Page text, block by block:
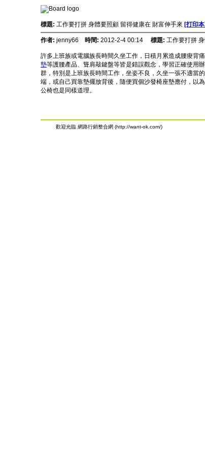
標題: 工作要打拼 身體要照顧 留得健康在 財富伸手來 [打印
作者: jenny66 時間: 2012-2-4 00:14 標題: 工作要打拼
許多上班族或電腦族長時間久坐工作，日積月累造成腰痠背
墊等護腰產品、聳肩敲鍵盤等皆是錯誤觀念，學習正確使用
群，特別是上班族長時間工作，坐姿不良，久坐一張不適當
端，或自己買靠墊擺放背後，隨便買個沙發椅座墊應付，以
公椅也是同樣道理。
歡迎光臨 網路行銷整合網 (http://want-ok.com/)